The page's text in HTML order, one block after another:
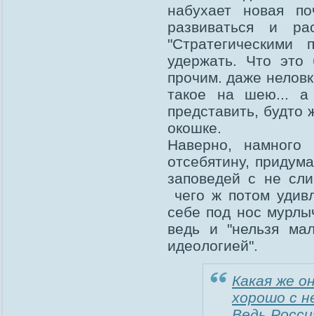
набухает новая
развиваться и
удержать. Что
прочим. даже
такое на шею... а
представить, будто
окошке.
Наверно,
отсебятину,
заповедей с не
чего ж потом
себе под нос
ведь и "нельзя
идеологией".
Какая же
хорошо с